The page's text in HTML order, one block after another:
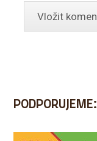
PODPORUJEME: